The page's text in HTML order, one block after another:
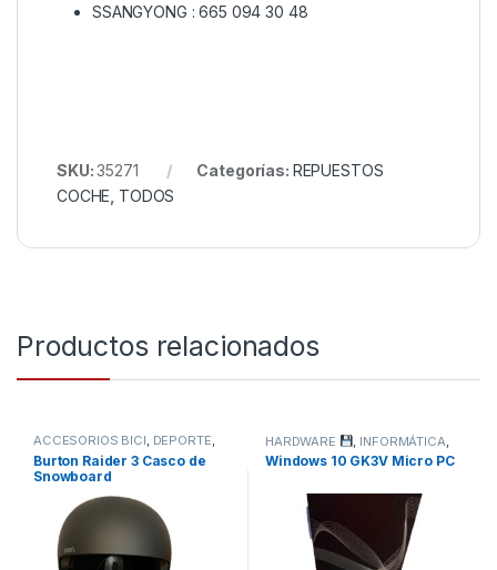
SSANGYONG :665 094 30 48
SKU:35271 Categorías: REPUESTOS
COCHE TODOS
Productos relacionados
ACCESORIOS BICI DEPORTE
Burton Raider 3 Casco de
Snowboard
HARDWARE , INFORMÁTICA,
TODOS
Windows 10 GK3V Micro PC